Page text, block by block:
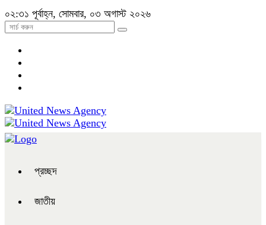
০২:৩১ পূর্বাহ্ন, সোমবার, ০৩ অগাস্ট ২০২৬
প্রচ্ছদ
জাতীয়